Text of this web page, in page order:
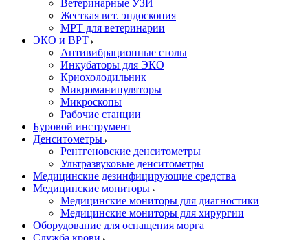
Ветеринарные УЗИ
Жесткая вет. эндоскопия
МРТ для ветеринарии
ЭКО и ВРТ
Антивибрационные столы
Инкубаторы для ЭКО
Криохолодильник
Микроманипуляторы
Микроскопы
Рабочие станции
Буровой инструмент
Денситометры
Рентгеновские денситометры
Ультразвуковые денситометры
Медицинские дезинфицирующие средства
Медицинские мониторы
Медицинские мониторы для диагностики
Медицинские мониторы для хирургии
Оборудование для оснащения морга
Служба крови